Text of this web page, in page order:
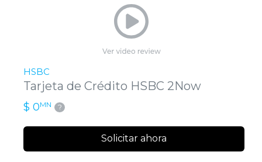
HSBC
Tarjeta de Crédito HSBC 2Now
$ 0MN ?
Solicitar ahora